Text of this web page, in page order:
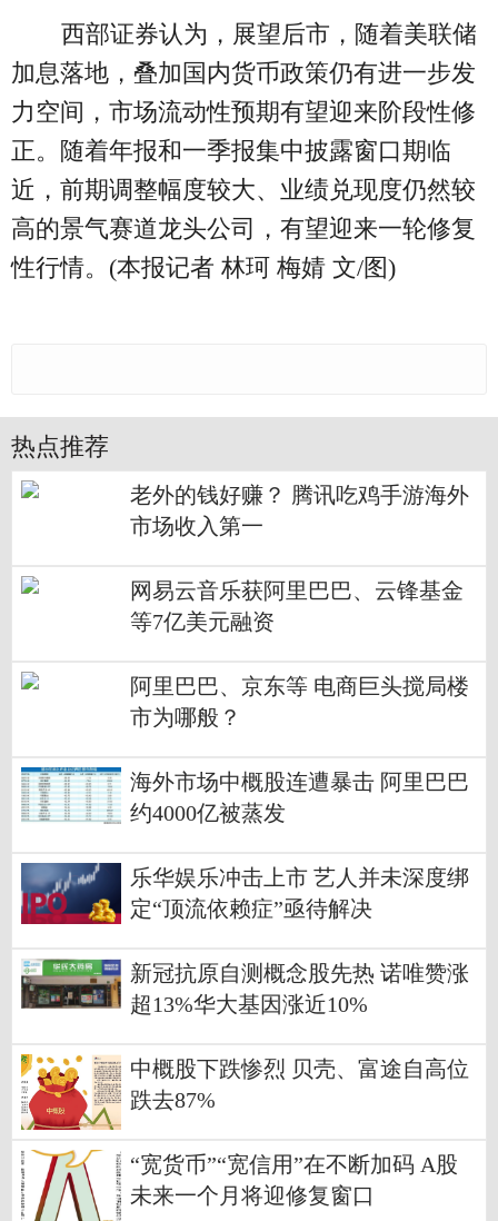
西部证券认为，展望后市，随着美联储
加息落地，叠加国内货币政策仍有进一步发
力空间，市场流动性预期有望迎来阶段性修
正。随着年报和一季报集中披露窗口期临
近，前期调整幅度较大、业绩兑现度仍然较
高的景气赛道龙头公司，有望迎来一轮修复
性行情。(本报记者 林珂 梅婧 文/图)
热点推荐
老外的钱好赚？ 腾讯吃鸡手游海外
市场收入第一
网易云音乐获阿里巴巴、云锋基金
等7亿美元融资
阿里巴巴、京东等 电商巨头搅局楼
市为哪般？
海外市场中概股连遭暴击 阿里巴巴
约4000亿被蒸发
乐华娱乐冲击上市 艺人并未深度绑
定“顶流依赖症”亟待解决
新冠抗原自测概念股先热 诺唯赞涨
超13%华大基因涨近10%
中概股下跌惨烈 贝壳、富途自高位
跌去87%
“宽货币”“宽信用”在不断加码 A股
未来一个月将迎修复窗口